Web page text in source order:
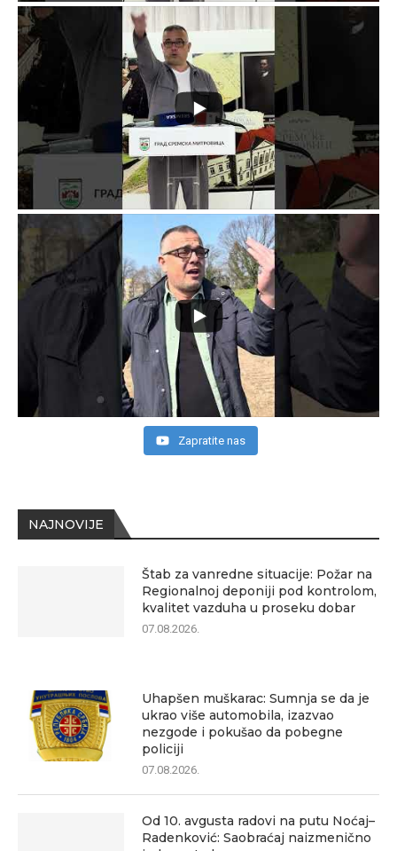
NAJNOVIJE
Štab za vanredne situacije: Požar na
Regionalnoj deponiji pod kontrolom,
kvalitet vazduha u proseku dobar
07.08.2026.
Uhapšen muškarac: Sumnja se da je
ukrao više automobila, izazvao
nezgode i pokušao da pobegne
policiji
07.08.2026.
Od 10. avgusta radovi na putu Noćaj–
Radenković: Saobraćaj naizmenično
Zapratite nas